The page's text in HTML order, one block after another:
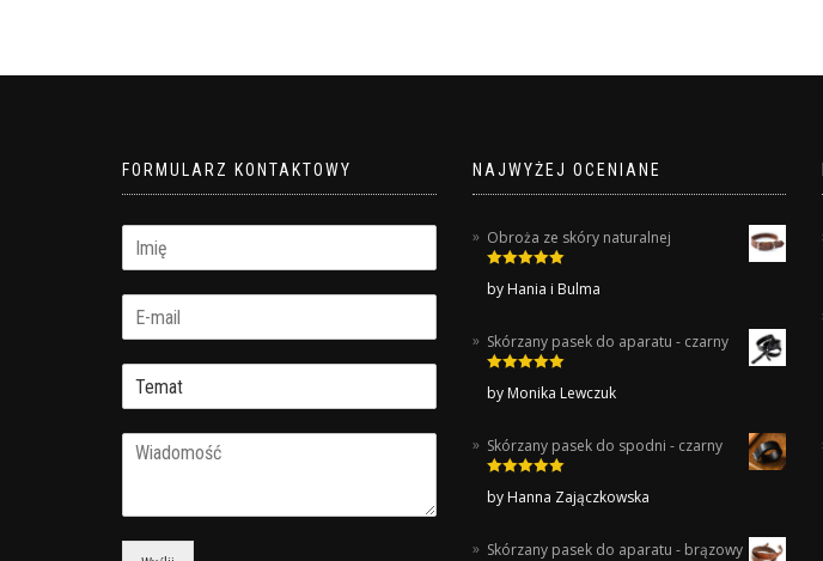
FORMULARZ KONTAKTOWY NAJWYŻEJ OCENIANE
Obroża ze skóry naturalnej
of 5
by Hania i Bulma
Skórzany pasek do aparatu - czarny
of 5
by Monika Lewczuk
Skórzany pasek do spodni - czarny
of 5
by Hanna Zajączkowska
Skórzany pasek do aparatu - brązowy